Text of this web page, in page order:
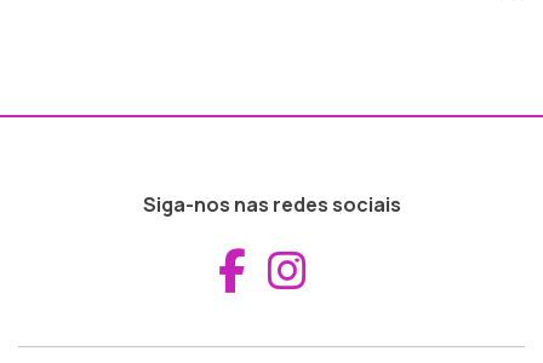
Siga-nos nas redes sociais
Aceder ao